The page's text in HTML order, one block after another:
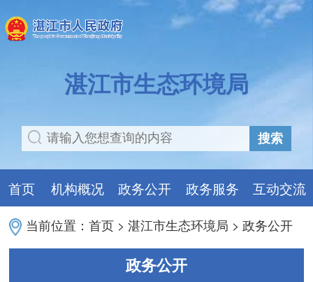
湛江市生态环境局
搜索
首页 机构概况 政务公开 政务服务 互动交流
当前位置：首页 >湛江市生态环境局 >政务公开
政务公开